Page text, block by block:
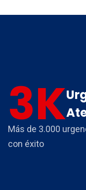
3K
Más de 3.000
con éxito